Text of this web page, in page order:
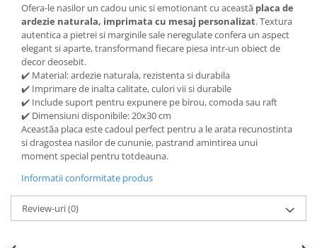
Ofera-le nasilor un cadou unic si emotionant cu această placa de
ardezie naturala, imprimata cu mesaj personalizat. Textura
autentica a pietrei si marginile sale neregulate confera un aspect
elegant si aparte, transformand fiecare piesa intr-un obiect de
decor deosebit.
✔️ Material: ardezie naturala, rezistenta si durabila
✔️ Imprimare de inalta calitate, culori vii si durabile
✔️ Include suport pentru expunere pe birou, comoda sau raft
✔️ Dimensiuni disponibile: 20x30 cm
Aceastăa placa este cadoul perfect pentru a le arata recunostinta
si dragostea nasilor de cununie, pastrand amintirea unui
moment special pentru totdeauna.
Informatii conformitate produs
Review-uri(0)